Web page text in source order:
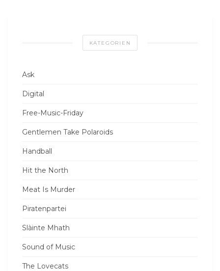
KATEGORIEN
Ask
Digital
Free-Music-Friday
Gentlemen Take Polaroids
Handball
Hit the North
Meat Is Murder
Piratenpartei
Slàinte Mhath
Sound of Music
The Lovecats